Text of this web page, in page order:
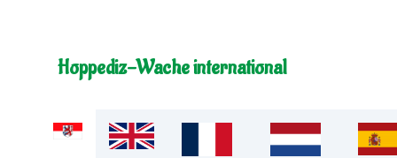
Hoppediz-Wache international